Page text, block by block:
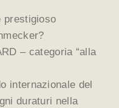
prestigioso
– categoria “alla
internazionale del
duraturi nella